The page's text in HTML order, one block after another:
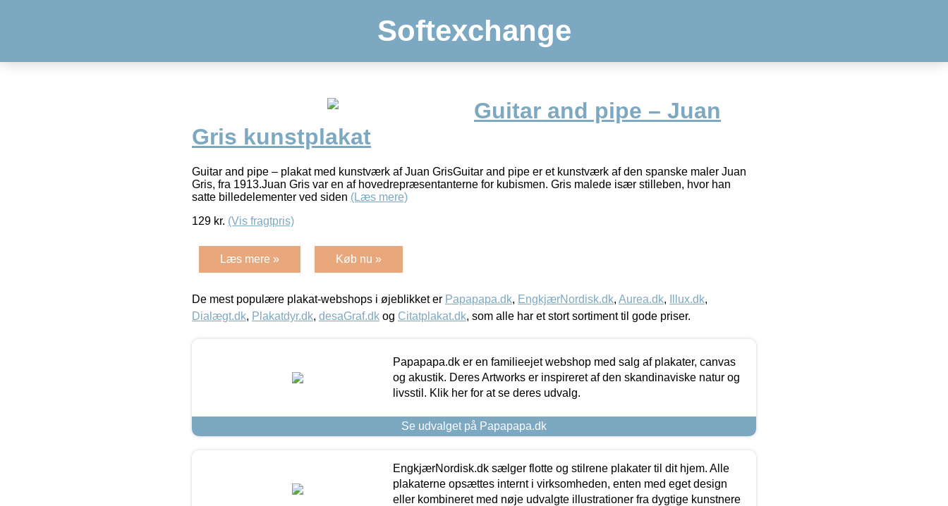
Softexchange
Guitar and pipe – Juan
Gris kunstplakat
Guitar and pipe – plakat med kunstværk af Juan GrisGuitar and pipe er et kunstværk af den spanske maler Juan
Gris, fra 1913.Juan Gris var en af hovedrepræsentanterne for kubismen. Gris malede især stilleben, hvor han
satte billedelementer ved siden (Læs mere)
129 kr. (Vis fragtpris)
Læs mere » Køb nu »
De mest populære plakat-webshops i øjeblikket er Papapapa.dk, EngkjærNordisk.dk, Aurea.dk, Illux.dk,
Dialægt.dk, Plakatdyr.dk, desaGraf.dk og Citatplakat.dk, som alle har et stort sortiment til gode priser.
Papapapa.dk er en familieejet webshop med salg af plakater, canvas
og akustik. Deres Artworks er inspireret af den skandinaviske natur og
livsstil. Klik her for at se deres udvalg.
Se udvalget på Papapapa.dk
EngkjærNordisk.dk sælger flotte og stilrene plakater til dit hjem. Alle
plakaterne opsættes internt i virksomheden, enten med eget design
eller kombineret med nøje udvalgte illustrationer fra dygtige kunstnere